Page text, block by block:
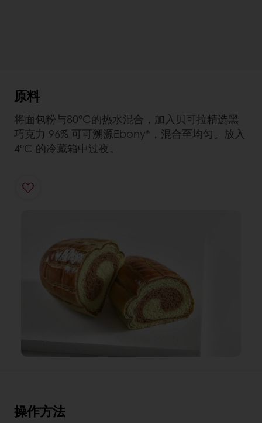
原料
将面包粉与80°C的热水混合，加入贝可拉精选黑
巧克力 96% 可可溯源Ebony*，混合至均匀。放入
4°C 的冷藏箱中过夜。
操作方法